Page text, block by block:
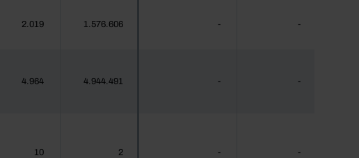
2.019 1.576.606 - -
4.964 4.944.491 - -
10 2 - -